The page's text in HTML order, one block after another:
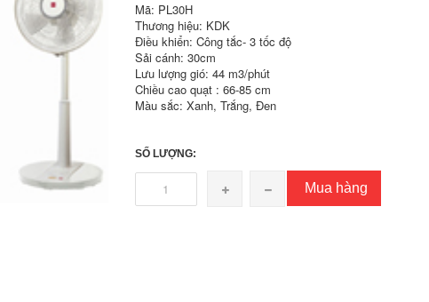
Mã: PL30H
Thương hiệu: KDK
Điều khiển: Công tắc- 3 tốc độ
Sải cánh: 30cm
Lưu lượng gió: 44 m3/phút
Chiều cao quạt : 66-85 cm
Màu sắc: Xanh, Trắng, Đen
SỐ LƯỢNG:
Mua hàng